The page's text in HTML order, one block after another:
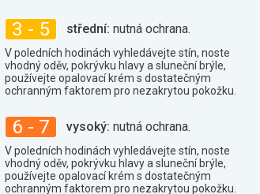
3 - 5 střední: nutná ochrana.
V poledních hodinách vyhledávejte stín, noste
vhodný oděv, pokrývku hlavy a sluneční brýle,
používejte opalovací krém s dostatečným
ochranným faktorem pro nezakrytou pokožku.
6 - 7 vysoký: nutná ochrana.
V poledních hodinách vyhledávejte stín, noste
vhodný oděv, pokrývku hlavy a sluneční brýle,
používejte opalovací krém s dostatečným
ochranným faktorem pro nezakrytou pokožku.